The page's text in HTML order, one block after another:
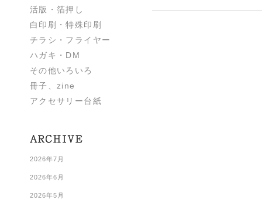
活版・箔押し
白印刷・特殊印刷
チラシ・フライヤー
ハガキ・DM
その他いろいろ
冊子、zine
アクセサリー台紙
2026年7月
2026年6月
2026年5月